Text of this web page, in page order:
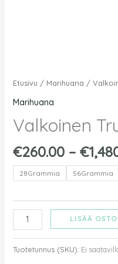
Etusivu / Marihuana /
Marihuana
Valkoinen
€260.00 – €
28Grammia 56Grammia
LISÄÄ
Tuotetunnus (SKU): Ei